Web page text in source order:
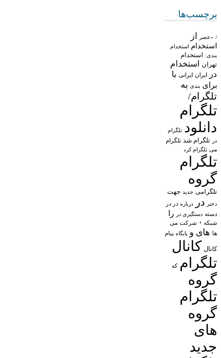
برچسب‌ها
/ «عصر از
استخدام استخدام
بندی: استخدام
تهران
استخدام
در
ایران ایرانی با
برای بندی به
تلگرام/
تلگرام
دانلود تلگرام
در تلگرام شد تلگرام
می تلگرام کرد
تلگرام
گروه
تلگرامی جدید جهت
دختر در درباره در در
دسته دستگیری در را
شبکه + شرکت می
ها های و پایگاه پیام
کانال کانال
تلگرام که
گروه
تلگرام
گروه
های
جدید